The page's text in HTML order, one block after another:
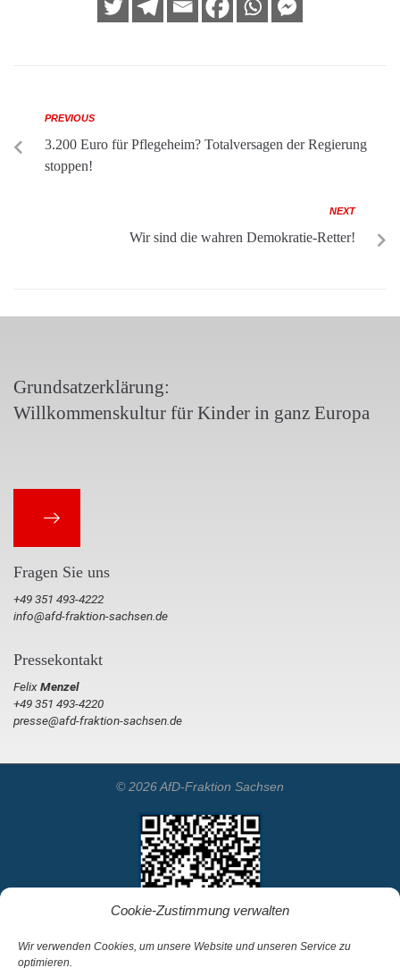
Cookie-Zustimmung verwalten
Wir verwenden Cookies, um unsere Website und unseren Service zu
optimieren.
PREVIOUS
3.200 Euro für Pflegeheim? Totalversagen der Regierung
stoppen!
NEXT
Wir sind die wahren Demokratie-Retter!
Grundsatzerklärung:
Willkommenskultur für Kinder in ganz Europa
Fragen Sie uns
+49 351 493-4222
info@afd-fraktion-sachsen.de
Pressekontakt
FelixMenzel
+49 351 493-4220
presse@afd-fraktion-sachsen.de
© 2026 AfD-Fraktion Sachsen